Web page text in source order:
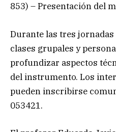
853) – Presentación del
Durante las tres
clases grupales y
profundizar aspectos
del instrumento. Los
pueden inscribirse
053421.